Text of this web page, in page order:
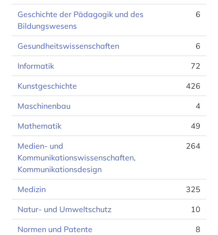
Geschichte der Pädagogik und des
Bildungswesens
6
Gesundheitswissenschaften 6
Informatik 72
Kunstgeschichte 426
Maschinenbau 4
Mathematik 49
Medien- und
Kommunikationswissenschaften,
Kommunikationsdesign
264
Medizin 325
Natur- und Umweltschutz 10
Normen und Patente 8